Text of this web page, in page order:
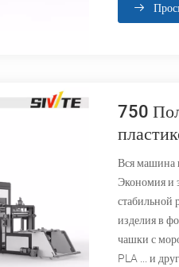
750
Вся машина
Экономия и
стабильной
изделия в
чашки с
PLA ... и